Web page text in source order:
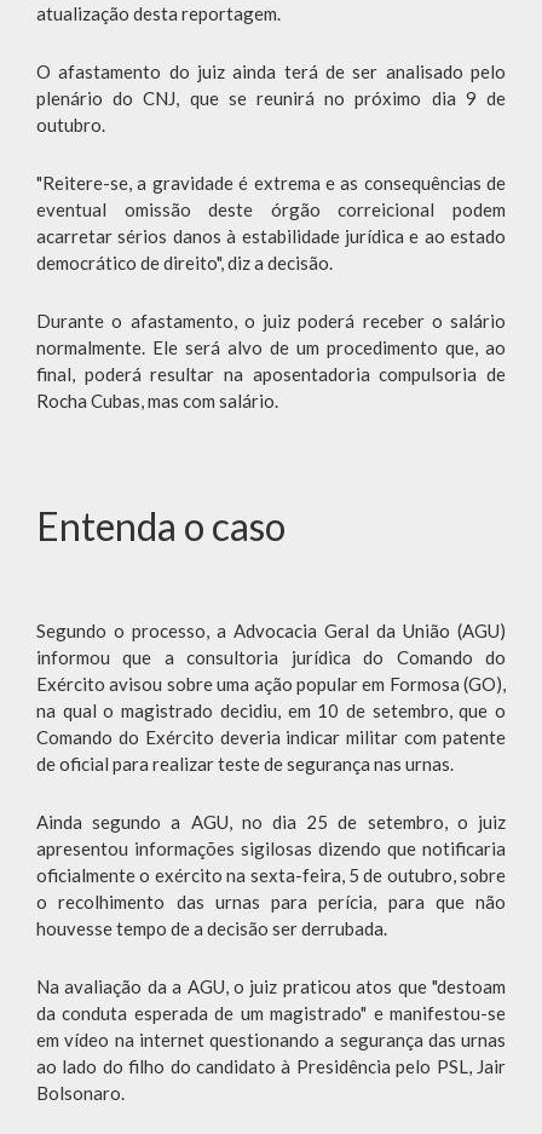
atualização desta reportagem.
O afastamento do juiz ainda terá de ser analisado pelo
plenário do CNJ, que se reunirá no próximo dia 9 de
outubro.
"Reitere-se, a gravidade é extrema e as consequências de
eventual omissão deste órgão correicional podem
acarretar sérios danos à estabilidade jurídica e ao estado
democrático de direito", diz a decisão.
Durante o afastamento, o juiz poderá receber o salário
normalmente. Ele será alvo de um procedimento que, ao
final, poderá resultar na aposentadoria compulsoria de
Rocha Cubas, mas com salário.
Entenda o caso
Segundo o processo, a Advocacia Geral da União (AGU)
informou que a consultoria jurídica do Comando do
Exército avisou sobre uma ação popular em Formosa (GO),
na qual o magistrado decidiu, em 10 de setembro, que o
Comando do Exército deveria indicar militar com patente
de oficial para realizar teste de segurança nas urnas.
Ainda segundo a AGU, no dia 25 de setembro, o juiz
apresentou informações sigilosas dizendo que notificaria
oficialmente o exército na sexta-feira, 5 de outubro, sobre
o recolhimento das urnas para perícia, para que não
houvesse tempo de a decisão ser derrubada.
Na avaliação da a AGU, o juiz praticou atos que "destoam
da conduta esperada de um magistrado" e manifestou-se
em vídeo na internet questionando a segurança das urnas
ao lado do filho do candidato à Presidência pelo PSL, Jair
Bolsonaro.